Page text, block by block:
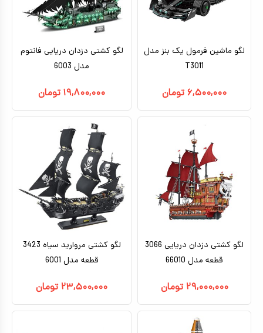
کیف و کوله پشتی
اسباب بازی مشاغل
اسباب بازی لوازم خانگی
اتاق کودک
لگو ماشین فرمول یک بنز مدل
T3011
۶,۵۰۰,۰۰۰ تومان
لگو کشتی دزدان دریایی فانتوم
مدل 6003
۱۹,۸۰۰,۰۰۰ تومان
لگو کشتی دزدان دریایی 3066
قطعه مدل 66010
۲۹,۰۰۰,۰۰۰ تومان
لگو کشتی مروارید سیاه 3423
قطعه مدل 6001
۲۳,۵۰۰,۰۰۰ تومان